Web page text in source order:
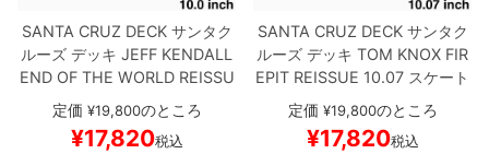
SANTA CRUZ DECKサンタク
ルーズ デッキ JEFF KENDALL
END OF THE WORLD REISSU
E 10.0 スケートボード スケボ
定価 ¥19,800のところ
¥17,820税込
SANTA CRUZ DECKサンタク
ルーズ デッキ TOM KNOX FIR
EPIT REISSUE 10.07 スケート
ボード スケボー
定価 ¥19,800のところ
¥17,820税込